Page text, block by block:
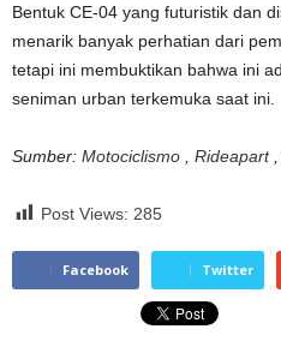
Bentuk CE-04 yang futuristik dan
menarik banyak perhatian dari
tetapi ini membuktikan bahwa ini
seniman urban terkemuka saat ini.
Sumber: Motociclismo Rideapart,
Post Views: 285
Facebook Twitter